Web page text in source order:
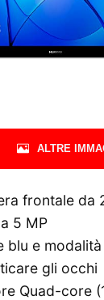
ALTRE
frontale da
5 MP
blu e
gli occhi
Quad-core